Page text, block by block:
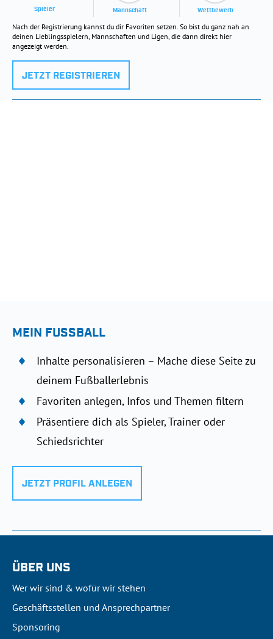
Spieler Mannschaft Wettbewerb
Nach der Registrierung kannst du dir Favoriten setzen. So bist du ganz nah an
deinen Lieblingsspielern, Mannschaften und Ligen, die dann direkt hier
angezeigt werden.
JETZT REGISTRIEREN
MEIN FUSSBALL
Inhalte personalisieren – Mache diese Seite zu
deinem Fußballerlebnis
Favoriten anlegen, Infos und Themen filtern
Präsentiere dich als Spieler, Trainer oder
Schiedsrichter
JETZT PROFIL ANLEGEN
ÜBER UNS
Wer wir sind & wofür wir stehen
Geschäftsstellen und Ansprechpartner
Sponsoring